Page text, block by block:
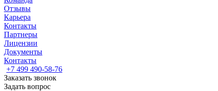
Отзывы
Карьера
Контакты
Партнеры
Лицензии
Документы
Контакты
+7 499 490-58-76
Заказать звонок
Задать вопрос